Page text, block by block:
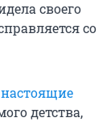
своего
со
настоящие
детства,